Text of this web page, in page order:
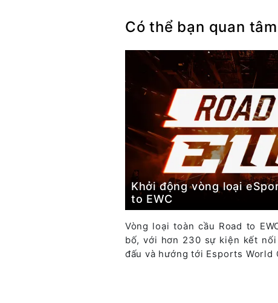
Có thể bạn quan tâm
Khởi động vòng loại
to EWC
Vòng loại toàn cầu Road to
bố, với hơn 230 sự kiện kết
đấu và hướng tới Esports World